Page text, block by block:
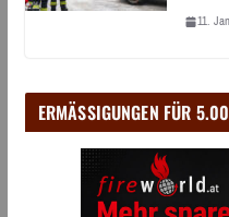
11.
ERMÄSSIGUNGEN FÜR